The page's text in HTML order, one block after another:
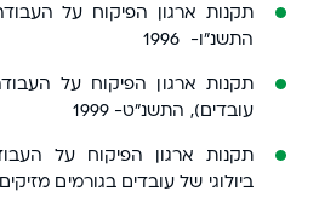
תקנות ארגון הפיקוח על
התשנ"ו- 1996
תקנות ארגון הפיקוח על
עובדים), התשנ"ט- 1999
תקנות ארגון הפיקוח על
ביולוגי של עובדים בגורמים מזיקים)